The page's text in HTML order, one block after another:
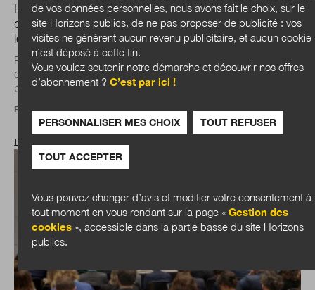
Les transitions sociales et environnementales au sein
des collectivités : quels enjeux de transformation pour
les administrations ?
Face aux limites planétaires dépassées et à des inégalités
qui se creusent, les administrations doivent revoir leurs
pratiques. Point de vue d’un...
Par un collectif de DGS
DOSSIER
de vos données personnelles, nous avons fait le choix, sur le
site Horizons publics, de ne pas proposer de publicité : vos
visites ne génèrent aucun revenu publicitaire, et aucun cookie
n’est déposé à cette fin.
Vous voulez soutenir notre démarche et découvrir nos offres
d’abonnement ? C’est par ici !
PERSONNALISER MES CHOIX TOUT REFUSER
TOUT ACCEPTER
Vous pouvez changer d’avis et modifier votre consentement à
tout moment en vous rendant sur la page « Gestion des
cookies », accessible dans la partie basse du site Horizons
publics.